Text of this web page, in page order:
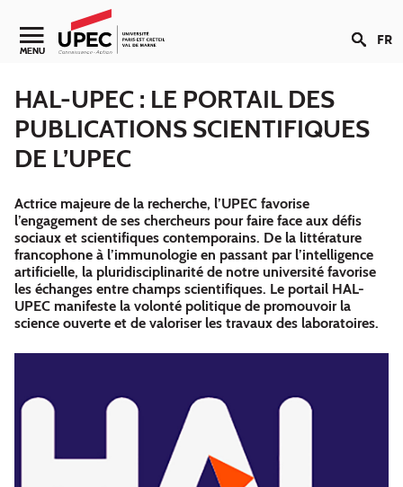
Aller au contenu
Navigation secondaire
MENU FR
HAL-UPEC : LE PORTAIL DES
PUBLICATIONS SCIENTIFIQUES
DE L’UPEC
Actrice majeure de la recherche, l’UPEC favorise
l’engagement de ses chercheurs pour faire face aux défis
sociaux et scientifiques contemporains. De la littérature
francophone à l’immunologie en passant par l’intelligence
artificielle, la pluridisciplinarité de notre université favorise
les échanges entre champs scientifiques. Le portail HAL-
UPEC manifeste la volonté politique de promouvoir la
science ouverte et de valoriser les travaux des laboratoires.